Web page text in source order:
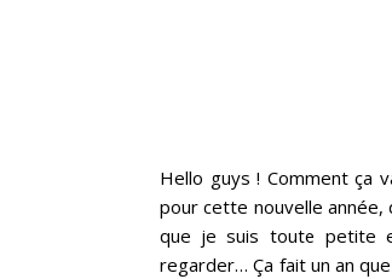
Hello guys ! Comment ça
pour cette nouvelle
que je suis toute petite
regarder… Ça fait un an